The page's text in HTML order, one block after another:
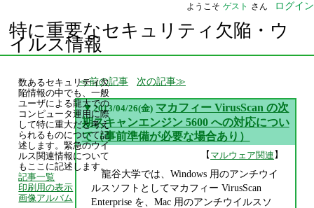
ようこそ ゲスト さん ログイン
特に重要なセキュリティ欠陥・ウ
イルス情報
前の記事 次の記事
▼ 2013/04/26(金) マカフィー VirusScan の次
期スキャンエンジン 5600 への対応につい
て（事前準備が必要な場合あり）
【マルウェア関連】
龍谷大学では、Windows 用のアンチウイ
ルスソフトとしてマカフィー VirusScan
Enterprise を、Mac 用のアンチウイルスソ
数あるセキュリティ欠
陥情報の中でも、一般
ユーザによる龍大での
コンピュータ運用に際
して特に重大だと考え
られるものについて記
述します。緊急のウイ
ルス関連情報について
もここに記述します。
記事一覧
印刷用の表示
画像アルバム